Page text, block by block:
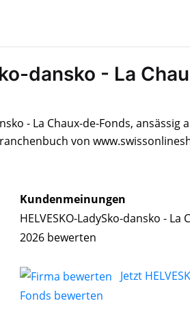
dansko - La
- La Chaux-de-Fonds,
von
Kundenmeinungen
HELVESKO-LadySko-dansko -
2026 bewerten
Jetzt
Fonds bewerten